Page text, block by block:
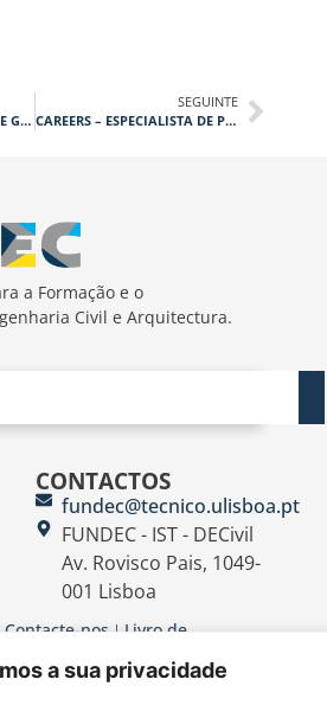
a sua privacidade
CAREERS – ENGENHEIRO DE GESTÃO INDUSTRIAL, MATERIAIS OU CIVIL
SEGUINTE
CAREERS – ESPECIALISTA DE PLANEAMENTO
a Formação e o
Civil e Arquitectura.
CONTACTOS
fundec@tecnico.ulisboa.pt
FUNDEC - IST - DECivil
Av. Rovisco Pais, 1049-
001 Lisboa
Contacte-nos | Livro de